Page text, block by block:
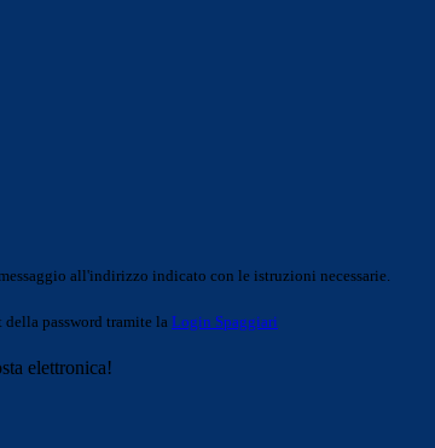
all'indirizzo indicato con le istruzioni necessarie.
della password tramite la Login Spaggiari
elettronica!